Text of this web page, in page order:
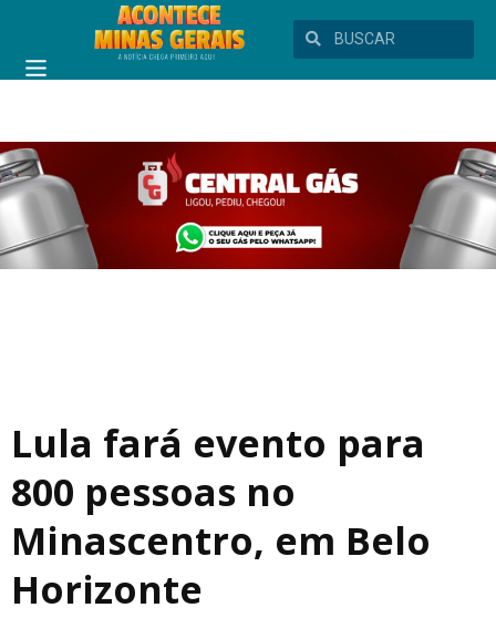
Lula fará evento para
800 pessoas no
Minascentro, em Belo
Horizonte